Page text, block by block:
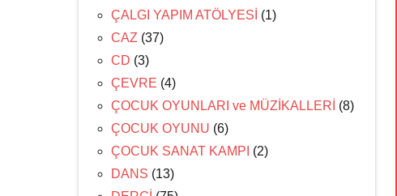
ÇALGI YAPIM ATÖLYESİ (1)
CAZ (37)
CD (3)
ÇEVRE (4)
ÇOCUK OYUNLARI ve MÜZİKALLERİ (8)
ÇOCUK OYUNU (6)
ÇOCUK SANAT KAMPI (2)
DANS (13)